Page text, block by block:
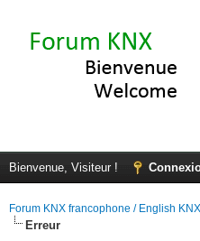
Bienvenue, Visiteur !
Forum KNX francophone / English
Erreur